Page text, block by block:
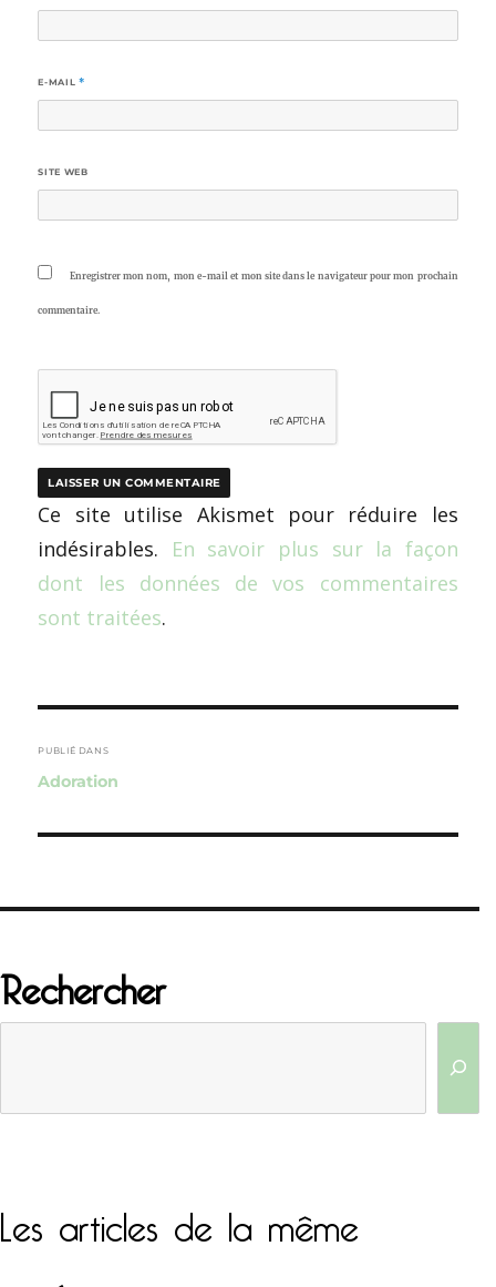
E-MAIL *
SITE WEB
Enregistrer mon nom, mon e-mail et mon site dans le navigateur pour mon prochain
commentaire.
Ce site utilise Akismet pour réduire les
indésirables. En savoir plus sur la façon
dont les données de vos commentaires
sont traitées.
de
l’article
PUBLIÉ DANS
Adoration
Rechercher
Les articles de la même